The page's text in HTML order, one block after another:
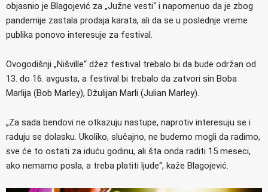
objasnio je Blagojević za „Južne vesti“ i napomenuo da je zbog
pandemije zastala prodaja karata, ali da se u poslednje vreme
publika ponovo interesuje za festival.
Ovogodišnji „Nišville“ džez festival trebalo bi da bude održan od
13. do 16. avgusta, a festival bi trebalo da zatvori sin Boba
Marlija (Bob Marley), Džulijan Marli (Julian Marley).
„Za sada bendovi ne otkazuju nastupe, naprotiv interesuju se i
raduju se dolasku. Ukoliko, slučajno, ne budemo mogli da radimo,
sve će to ostati za iduću godinu, ali šta onda raditi 15 meseci,
ako nemamo posla, a treba platiti ljude“, kaže Blagojević.